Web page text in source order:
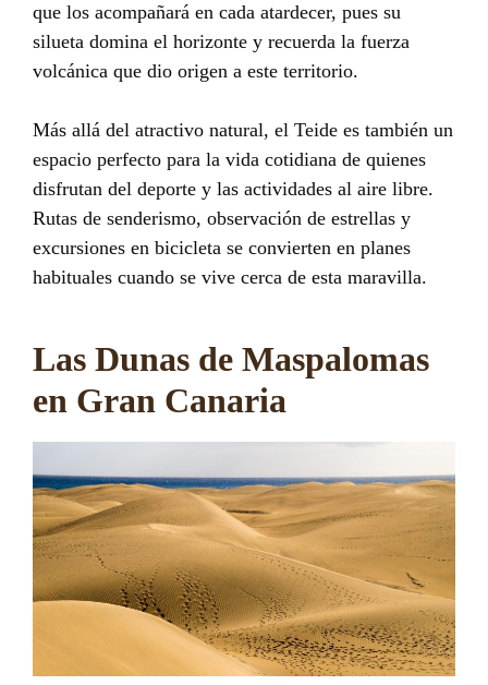
que los acompañará en cada atardecer, pues su
silueta domina el horizonte y recuerda la fuerza
volcánica que dio origen a este territorio.
Más allá del atractivo natural, el Teide es también un
espacio perfecto para la vida cotidiana de quienes
disfrutan del deporte y las actividades al aire libre.
Rutas de senderismo, observación de estrellas y
excursiones en bicicleta se convierten en planes
habituales cuando se vive cerca de esta maravilla.
Las Dunas de Maspalomas
en Gran Canaria